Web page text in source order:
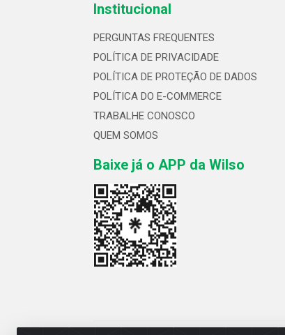
Institucional
PERGUNTAS FREQUENTES
POLÍTICA DE PRIVACIDADE
POLÍTICA DE PROTEÇÃO DE DADOS
POLÍTICA DO E-COMMERCE
TRABALHE CONOSCO
QUEM SOMOS
Baixe já o APP da Wilso